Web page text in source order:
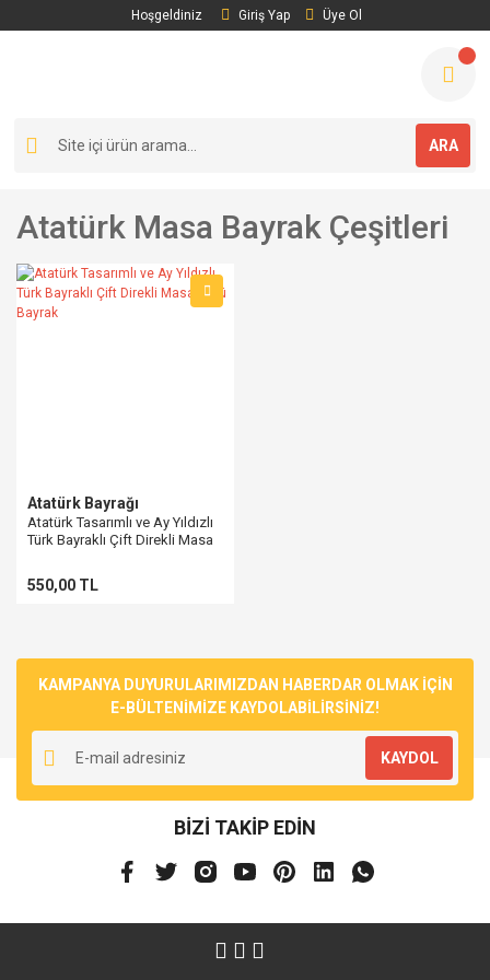
Hoşgeldiniz Giriş Yap Üye Ol
ARA
Atatürk Masa Bayrak Çeşitleri
Atatürk Bayrağı
Atatürk Tasarımlı ve Ay Yıldızlı
Türk Bayraklı Çift Direkli Masa
550,00 TL
KAMPANYA DUYURULARIMIZDAN HABERDAR OLMAK İÇİN
E-BÜLTENİMİZE KAYDOLABİLİRSİNİZ!
KAYDOL
BİZİ TAKİP EDİN